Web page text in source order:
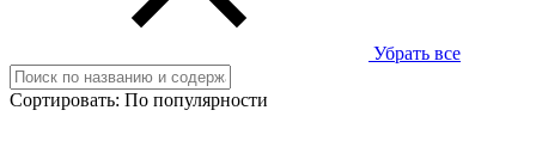
Убрать все
Сортировать: По популярности